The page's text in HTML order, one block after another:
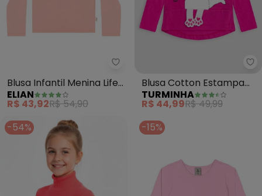
Elian - Blusa Infantil Menina Life
Blusa Infantil Menina Life
Colors (Rosa)
ELIAN
R$ 43,92R$ 54,90
Blusa Cotton Estampa
Gatinho Patinhas (Rosa)
TURMINHA
R$ 44,99R$ 49,99
-54%
-15%